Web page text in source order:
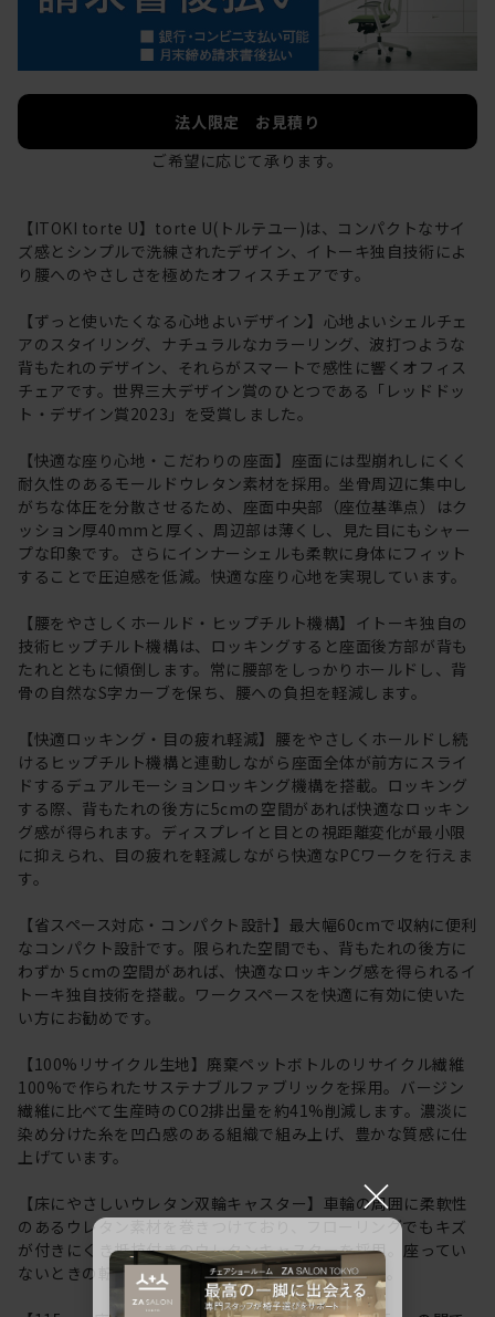
法人限定 お見積り
ご希望に応じて承ります。
【ITOKI torte U】torte U(トルテユー)は、コンパクトなサイ
ズ感とシンプルで洗練されたデザイン、イトーキ独自技術によ
り腰へのやさしさを極めたオフィスチェアです。
【ずっと使いたくなる心地よいデザイン】心地よいシェルチェ
アのスタイリング、ナチュラルなカラーリング、波打つような
背もたれのデザイン、それらがスマートで感性に響くオフィス
チェアです。世界三大デザイン賞のひとつである「レッドドッ
ト・デザイン賞2023」を受賞しました。
【快適な座り心地・こだわりの座面】座面には型崩れしにくく
耐久性のあるモールドウレタン素材を採用。坐骨周辺に集中し
がちな体圧を分散させるため、座面中央部（座位基準点）はク
ッション厚40mmと厚く、周辺部は薄くし、見た目にもシャー
プな印象です。さらにインナーシェルも柔軟に身体にフィット
することで圧迫感を低減。快適な座り心地を実現しています。
【腰をやさしくホールド・ヒップチルト機構】イトーキ独自の
技術ヒップチルト機構は、ロッキングすると座面後方部が背も
たれとともに傾倒します。常に腰部をしっかりホールドし、背
骨の自然なS字カーブを保ち、腰への負担を軽減します。
【快適ロッキング・目の疲れ軽減】腰をやさしくホールドし続
けるヒップチルト機構と連動しながら座面全体が前方にスライ
ドするデュアルモーションロッキング機構を搭載。ロッキング
する際、背もたれの後方に5cmの空間があれば快適なロッキン
グ感が得られます。ディスプレイと目との視距離変化が最小限
に抑えられ、目の疲れを軽減しながら快適なPCワークを行えま
す。
【省スペース対応・コンパクト設計】最大幅60cmで収納に便利
なコンパクト設計です。限られた空間でも、背もたれの後方に
わずか５cmの空間があれば、快適なロッキング感を得られるイ
トーキ独自技術を搭載。ワークスペースを快適に有効に使いた
い方にお勧めです。
【100%リサイクル生地】廃棄ペットボトルのリサイクル繊維
100%で作られたサステナブルファブリックを採用。バージン
繊維に比べて生産時のCO2排出量を約41%削減します。濃淡に
染め分けた糸を凹凸感のある組織で組み上げ、豊かな質感に仕
上げています。
【床にやさしいウレタン双輪キャスター】車輪の周囲に柔軟性
のあるウレタン素材を巻きつけており、フローリングでもキズ
が付きにくき抵抗付きのウレタンキャスターを採用。座ってい
ないときの転がりを防ぐ安全機能も採用しています。
×